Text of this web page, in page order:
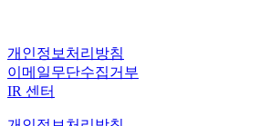
개인정보처리방침
이메일무단수집거부
IR 센터